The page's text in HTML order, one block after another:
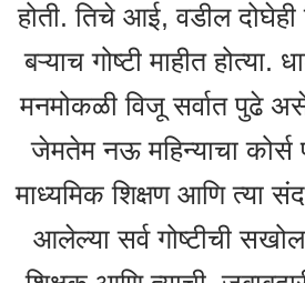
होती. तिचे आई, वडील दोघेही
बऱ्याच गोष्टी माहीत
मनमोकळी विजू सर्वात पुढे
जेमतेम नऊ महिन्याचा कोर्स
माध्यमिक शिक्षण आणि त्या
आलेल्या सर्व गोष्टीची